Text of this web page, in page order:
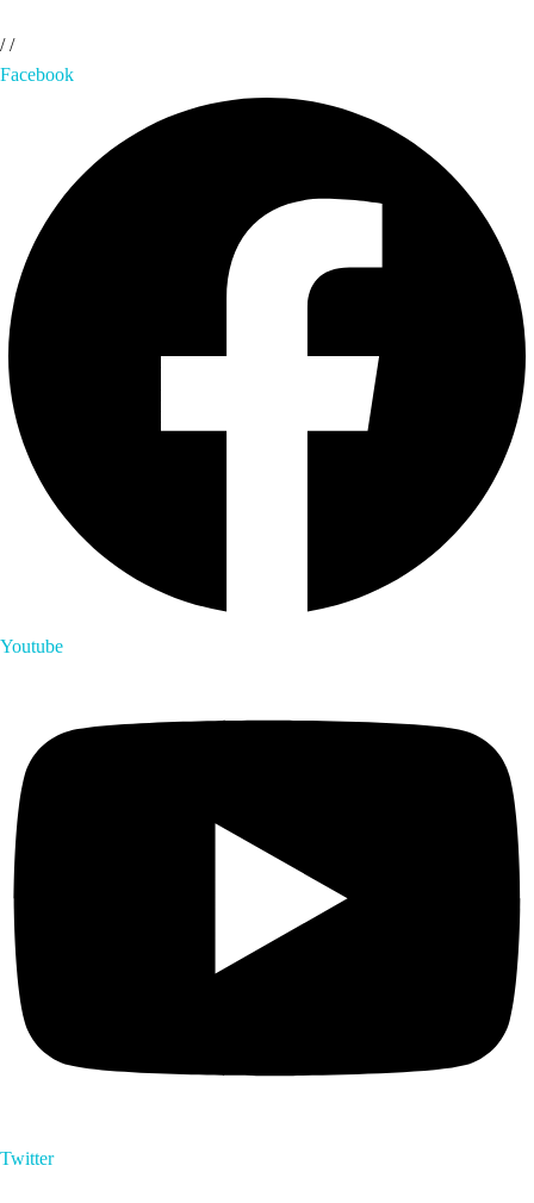
//
Facebook
Youtube
Twitter